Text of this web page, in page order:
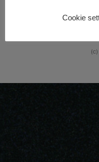
Cookie